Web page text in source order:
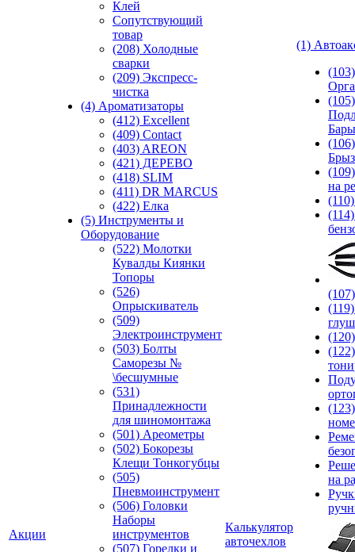
Акции
Клей
Сопутствующий
товар
(208) Холодные
сварки
(209) Экспреcс-
чистка
(4) Ароматизаторы
(412) Excellent
(409) Contact
(403) AREON
(421) ДЕРЕВО
(418) SLIM
(411) DR MARCUS
(422) Елка
(5) Инструменты и
Оборудование
(522) Молотки
Кувалды Киянки
Топоры
(526)
Опрыскиватель
(509)
Электроинструмент
(503) Болты
Саморезы №
\бесшумные
(531)
Принадлежности
для шиномонтажа
(501) Ареометры
(502) Бокорезы
Клещи Тонкогубцы
(505)
Пневмоинструмент
(506) Головки
Наборы
инструментов
(507) Горелки и
Калькулятор
авточехлов
(1)
(105)
Бары
(106)
на
на